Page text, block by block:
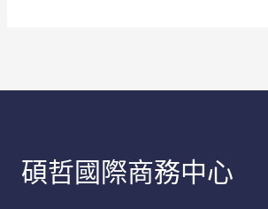
明
選
碩哲國際商務中心